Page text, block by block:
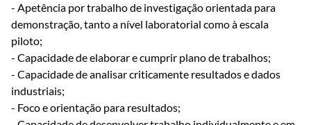
- Apetência por trabalho de investigação orientada para
demonstração, tanto a nível laboratorial como à escala
piloto;
- Capacidade de elaborar e cumprir plano de trabalhos;
- Capacidade de analisar criticamente resultados e dados
industriais;
- Foco e orientação para resultados;